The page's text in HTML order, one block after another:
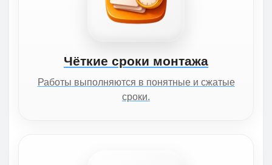
Чёткие сроки монтажа
Работы выполняются в понятные и сжатые
сроки.